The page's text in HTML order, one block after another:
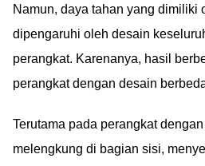
Namun, daya tahan yang dimiliki
dipengaruhi oleh desain
perangkat. Karenanya, hasil
perangkat dengan desain
Terutama pada perangkat
melengkung di bagian sisi,